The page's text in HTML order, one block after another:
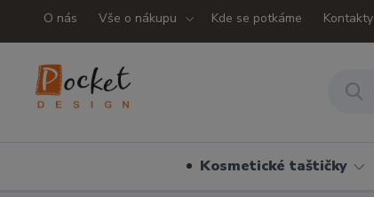
O nás Vše o nákupu Kde se potkáme Kontakty
Kosmetické taštičky